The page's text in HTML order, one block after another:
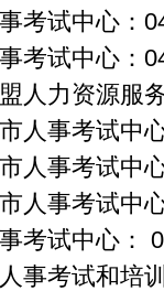
试中心：
试中心：
力资源服务
事考试中心
事考试中心
事考试中
试中心：
考试和培